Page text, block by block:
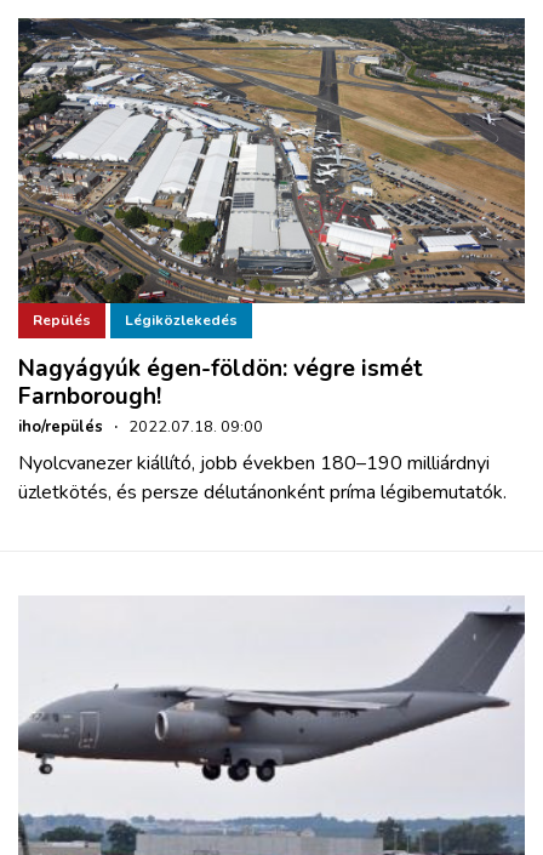
Repülés Légiközlekedés
Nagyágyúk égen-földön: végre ismét
Farnborough!
iho/repülés · 2022.07.18. 09:00
Nyolcvanezer kiállító, jobb években 180–190 milliárdnyi
üzletkötés, és persze délutánonként príma légibemutatók.